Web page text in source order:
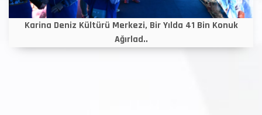
Karina Deniz Kültürü Merkezi, Bir Yılda 41 Bin Konuk
Ağırlad..